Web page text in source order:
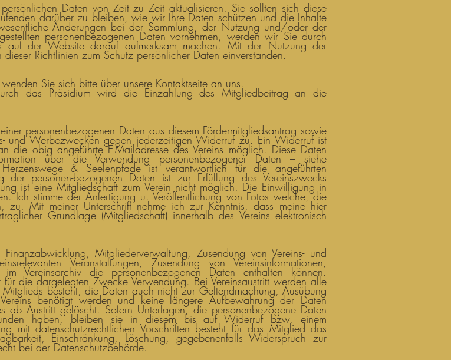
Daten von Zeit zu Zeit aktualisieren. Sie sollten sich diese
darüber zu bleiben, wie wir Ihre Daten schützen und die Inhalte
Änderungen bei der Sammlung, der Nutzung und/oder der
personenbezogenen Daten vornehmen, werden wir Sie durch
auf der Website darauf aufmerksam machen. Mit der Nutzung der
Richtlinien zum Schutz persönlicher Daten einverstanden.
Sie sich bitte über unsere Kontaktseite an uns.
das Präsidium wird die Einzahlung des Mitgliedbeitrag an die
personenbezogenen Daten aus diesem Fördermitgliedsantrag sowie
und Werbezwecken gegen jederzeitigen Widerruf zu. Ein Widerruf ist
die obig angeführte E-Mailadresse des Vereins möglich. Diese Daten
über die Verwendung personenbezogener Daten – siehe
& Seelenpfade ist verantwortlich für die angeführten
der personen-bezogenen Daten ist zur Erfüllung des Vereinszwecks
ist eine Mitgliedschaft zum Verein nicht möglich. Die Einwilligung in
Ich stimme der Anfertigung u. Veröffentlichung von Fotos welche, die
zu. Mit meiner Unterschrift nehme ich zur Kenntnis, dass meine hier
Grundlage (Mitgliedschaft) innerhalb des Vereins elektronisch
Mitgliederverwaltung, Zusendung von Vereins- und
Veranstaltungen, Zusendung von Vereinsinformationen,
Vereinsarchiv die personenbezogenen Daten enthalten können.
die dargelegten Zwecke Verwendung. Bei Vereinsaustritt werden alle
besteht, die Daten auch nicht zur Geltendmachung, Ausübung
benötigt werden und keine längere Aufbewahrung der Daten
ab Austritt gelöscht. Sofern Unterlagen, die personenbezogene Daten
haben, bleiben sie in diesem bis auf Widerruf bzw. einem
mit datenschutzrechtlichen Vorschriften besteht für das Mitglied das
Einschränkung, Löschung, gegebenenfalls Widerspruch zur
bei der Datenschutzbehörde.